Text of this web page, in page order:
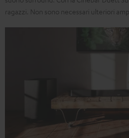
ragazzi. Non sono necessari ulteriori